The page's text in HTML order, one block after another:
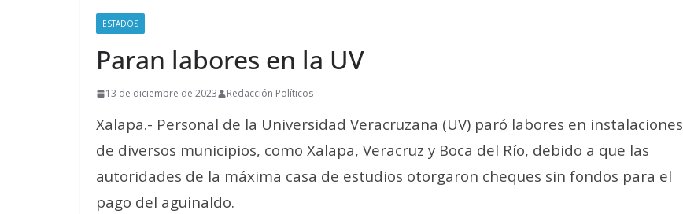
ESTADOS
Paran labores en la UV
13 de diciembre de 2023 Redacción Políticos
Xalapa.- Personal de la Universidad Veracruzana (UV) paró labores en instalaciones
de diversos municipios, como Xalapa, Veracruz y Boca del Río, debido a que las
autoridades de la máxima casa de estudios otorgaron cheques sin fondos para el
pago del aguinaldo.